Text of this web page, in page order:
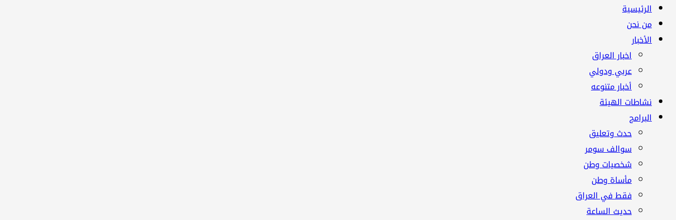
القائمة
الرئيسية
الرئيسية
من نحن
الأخبار
اخبار العراق
عربي ودولي
أخبار متنوعه
نشاطات الهيئة
البرامج
حدث وتعليق
سوالف سومر
شخصيات وطن
مأساة وطن
فقط في العراق
حديث الساعة